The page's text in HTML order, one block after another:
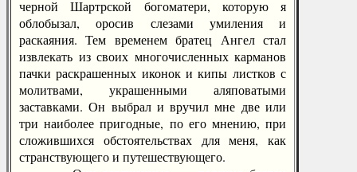
черной Шартрской богоматери, которую я
облобызал, оросив слезами умиления и
раскаяния. Тем временем братец Ангел стал
извлекать из своих многочисленных карманов
пачки раскрашенных иконок и кипы листков с
молитвами, украшенными аляповатыми
заставками. Он выбрал и вручил мне две или
три наиболее пригодные, по его мнению, при
сложившихся обстоятельствах для меня, как
странствующего и путешествующего.